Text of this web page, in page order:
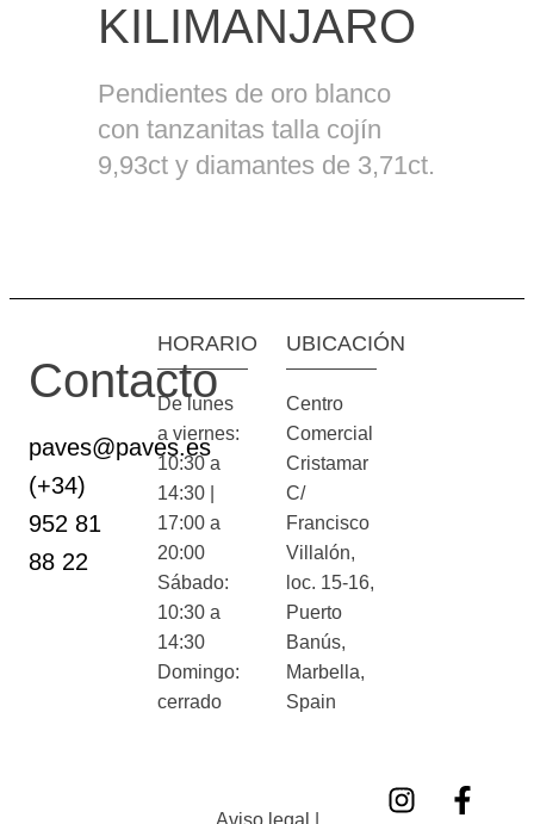
KILIMANJARO
Pendientes de oro blanco
con tanzanitas talla cojín
9,93ct y diamantes de 3,71ct.
Contacto
paves@paves.es
(+34)
952 81
88 22
HORARIO
De lunes
a viernes:
10:30 a
14:30 |
17:00 a
20:00
Sábado:
10:30 a
14:30
Domingo:
cerrado
UBICACIÓN
Centro
Comercial
Cristamar
C/
Francisco
Villalón,
loc. 15-16,
Puerto
Banús,
Marbella,
Spain
Aviso legal |